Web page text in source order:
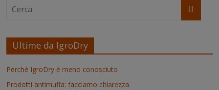
Ultime da IgroDry
Perché IgroDry è meno conosciuto
Prodotti antimuffa: facciamo chiarezza